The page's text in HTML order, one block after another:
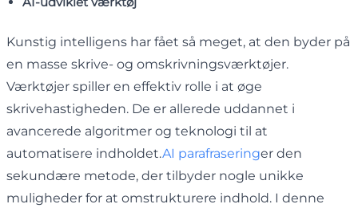
Kunstig intelligens har fået så meget, at den byder på
en masse skrive- og omskrivningsværktøjer.
Værktøjer spiller en effektiv rolle i at øge
skrivehastigheden. De er allerede uddannet i
avancerede algoritmer og teknologi til at
automatisere indholdet.AI parafraseringer den
sekundære metode, der tilbyder nogle unikke
muligheder for at omstrukturere indhold. I denne